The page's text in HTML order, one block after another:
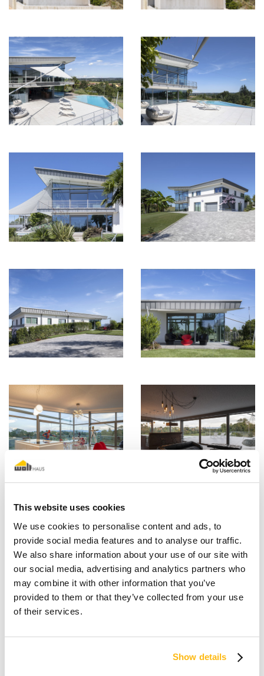
This website uses cookies
We use cookies to personalise content and ads, to
provide social media features and to analyse our traffic.
We also share information about your use of our site with
our social media, advertising and analytics partners who
may combine it with other information that you’ve
provided to them or that they’ve collected from your use
of their services.
Show details
accept the marketing cookies to watch these